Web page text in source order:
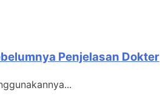
Penjelasan Dokter